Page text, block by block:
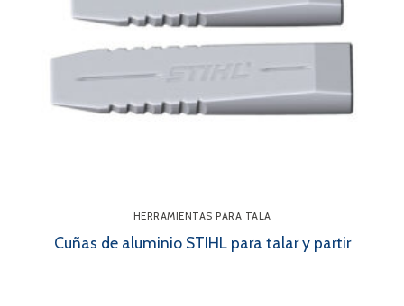
HERRAMIENTAS PARA TALA
Cuñas de aluminio STIHL para talar y partir